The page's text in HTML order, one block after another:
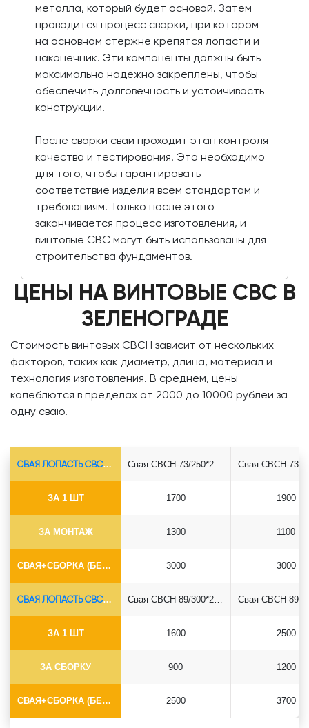
металла, который будет основой. Затем
проводится процесс сварки, при котором
на основном стержне крепятся лопасти и
наконечник. Эти компоненты должны быть
максимально надежно закреплены, чтобы
обеспечить долговечность и устойчивость
конструкции.
После сварки сваи проходит этап контроля
качества и тестирования. Это необходимо
для того, чтобы гарантировать
соответствие изделия всем стандартам и
требованиям. Только после этого
заканчивается процесс изготовления, и
винтовые СВС могут быть использованы для
строительства фундаментов.
ЦЕНЫ НА ВИНТОВЫЕ СВС В
ЗЕЛЕНОГРАДЕ
Стоимость винтовых СВСН зависит от нескольких
факторов, таких как диаметр, длина, материал и
технология изготовления. В среднем, цены
колеблются в пределах от 2000 до 10000 рублей за
одну сваю.
СВАЯ ЛОПАСТЬ СВСН-Ø73*5.5
ЗА 1 ШТ
ЗА МОНТАЖ
СВАЯ+СБОРКА (БЕЗ ОГОЛОВКА)
1700
1300
3000
1900
1100
3000
СВАЯ ЛОПАСТЬ СВСН-Ø89*6.5
ЗА 1 ШТ
ЗА СБОРКУ
СВАЯ+СБОРКА (БЕЗ ОГОЛОВКА)
1600
900
2500
2500
1200
3700